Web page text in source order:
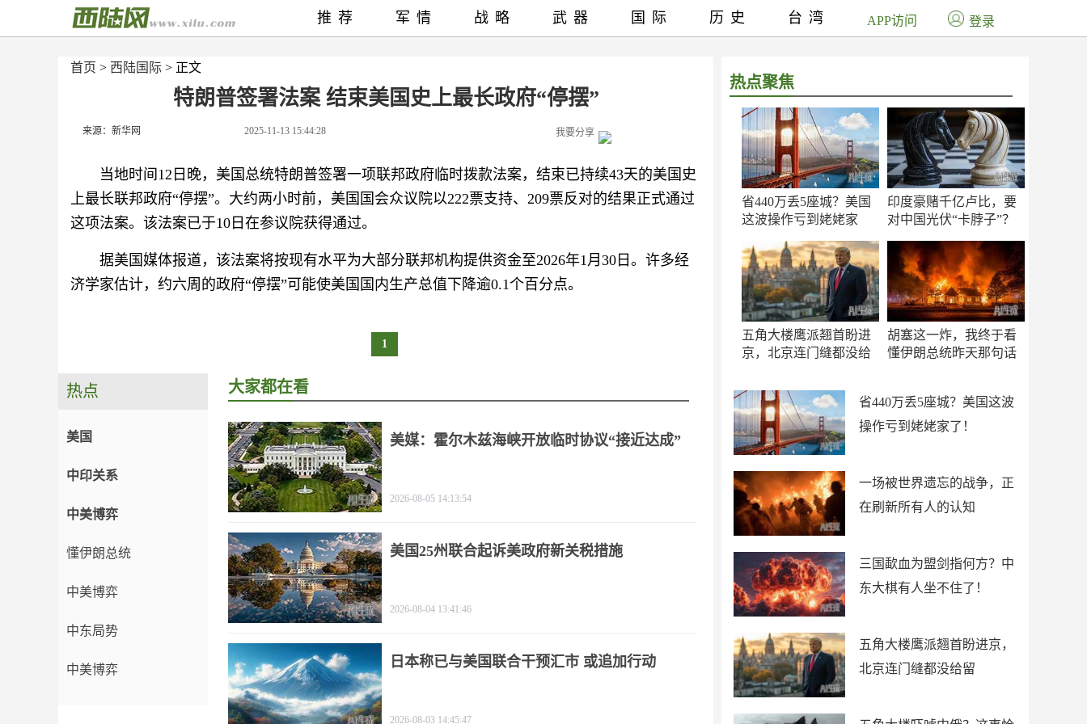
首页 > 西陆国际 > 正文
特朗普签署法案 结束美国史上最长政府“停摆”
来源：新华网 2025-11-13 15:44:28 我要分享
当地时间12日晚，美国总统特朗普签署一项联邦政府临时拨款法案，结束已持续43天的美国史
上最长联邦政府“停摆”。大约两小时前，美国国会众议院以222票支持、209票反对的结果正式通过
这项法案。该法案已于10日在参议院获得通过。
据美国媒体报道，该法案将按现有水平为大部分联邦机构提供资金至2026年1月30日。许多经
济学家估计，约六周的政府“停摆”可能使美国国内生产总值下降逾0.1个百分点。
1
热点聚焦
省440万丢5座城？美国
这波操作亏到姥姥家
印度豪赌千亿卢比，要
对中国光伏“卡脖子”？
五角大楼鹰派翘首盼进
京，北京连门缝都没给
胡塞这一炸，我终于看
懂伊朗总统昨天那句话
省440万丢5座城？美国这波
操作亏到姥姥家了！
一场被世界遗忘的战争，正
在刷新所有人的认知
三国歃血为盟剑指何方？中
东大棋有人坐不住了！
五角大楼鹰派翘首盼进京，
北京连门缝都没给留
推荐 军情 战略 武器 国际 历史 台湾 APP访问 登录
热点
美国
中印关系
中美博弈
懂伊朗总统
中美博弈
中东局势
中美博弈
大家都在看
美媒：霍尔木兹海峡开放临时协议“接近达成”
2026-08-05 14:13:54
美国25州联合起诉美政府新关税措施
2026-08-04 13:41:46
日本称已与美国联合干预汇市 或追加行动
2026-08-03 14:45:47